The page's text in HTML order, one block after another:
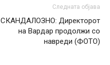
Следната објава
СКАНДАЛОЗНО: Директорот
на Вардар продолжи со
навреди (ФОТО)